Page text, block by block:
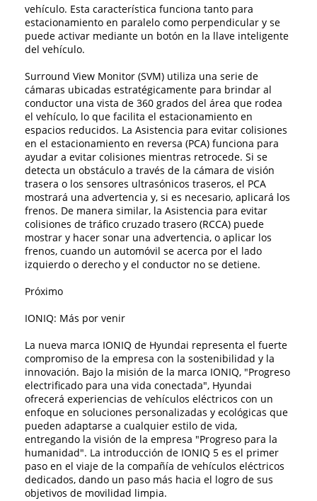
vehículo. Esta característica funciona tanto para
estacionamiento en paralelo como perpendicular y se
puede activar mediante un botón en la llave inteligente
del vehículo.
Surround View Monitor (SVM) utiliza una serie de
cámaras ubicadas estratégicamente para brindar al
conductor una vista de 360 ​​grados del área que rodea
el vehículo, lo que facilita el estacionamiento en
espacios reducidos. La Asistencia para evitar colisiones
en el estacionamiento en reversa (PCA) funciona para
ayudar a evitar colisiones mientras retrocede. Si se
detecta un obstáculo a través de la cámara de visión
trasera o los sensores ultrasónicos traseros, el PCA
mostrará una advertencia y, si es necesario, aplicará los
frenos. De manera similar, la Asistencia para evitar
colisiones de tráfico cruzado trasero (RCCA) puede
mostrar y hacer sonar una advertencia, o aplicar los
frenos, cuando un automóvil se acerca por el lado
izquierdo o derecho y el conductor no se detiene.
Próximo
IONIQ: Más por venir
La nueva marca IONIQ de Hyundai representa el fuerte
compromiso de la empresa con la sostenibilidad y la
innovación. Bajo la misión de la marca IONIQ, "Progreso
electrificado para una vida conectada", Hyundai
ofrecerá experiencias de vehículos eléctricos con un
enfoque en soluciones personalizadas y ecológicas que
pueden adaptarse a cualquier estilo de vida,
entregando la visión de la empresa "Progreso para la
humanidad". La introducción de IONIQ 5 es el primer
paso en el viaje de la compañía de vehículos eléctricos
dedicados, dando un paso más hacia el logro de sus
objetivos de movilidad limpia.